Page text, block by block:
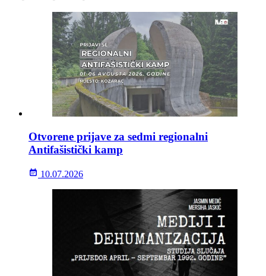
Otvorene prijave za sedmi regionalni
Antifašistički kamp
10.07.2026